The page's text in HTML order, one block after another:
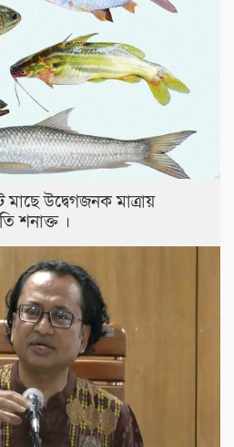
উদ্বেগজনক মাত্রায়
শনাক্ত ।